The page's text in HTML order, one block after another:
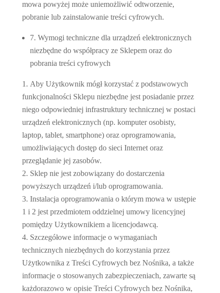
mowa powyżej może uniemożliwić odtworzenie,
pobranie lub zainstalowanie treści cyfrowych.
7. Wymogi techniczne dla urządzeń elektronicznych
niezbędne do współpracy ze Sklepem oraz do
pobrania treści cyfrowych
Aby Użytkownik mógł korzystać z podstawowych
funkcjonalności Sklepu niezbędne jest posiadanie przez
niego odpowiedniej infrastruktury technicznej w postaci
urządzeń elektronicznych (np. komputer osobisty,
laptop, tablet, smartphone) oraz oprogramowania,
umożliwiających dostęp do sieci Internet oraz
przeglądanie jej zasobów.
Sklep nie jest zobowiązany do dostarczenia
powyższych urządzeń i/lub oprogramowania.
Instalacja oprogramowania o którym mowa w ustępie
1 i 2 jest przedmiotem oddzielnej umowy licencyjnej
pomiędzy Użytkownikiem a licencjodawcą.
Szczegółowe informacje o wymaganiach
technicznych niezbędnych do korzystania przez
Użytkownika z Treści Cyfrowych bez Nośnika, a także
informacje o stosowanych zabezpieczeniach, zawarte są
każdorazowo w opisie Treści Cyfrowych bez Nośnika,